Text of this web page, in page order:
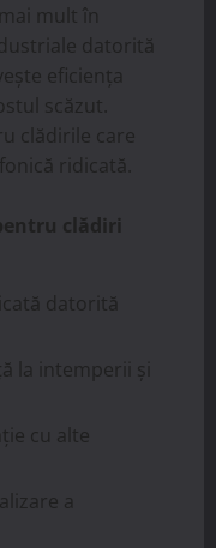
mult în
datorită
eficiența
scăzut.
clădirile care
ridicată.
clădiri
datorită
la intemperii și
cu alte
a